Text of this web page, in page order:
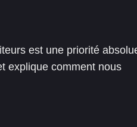
est une priorité
explique comment nous